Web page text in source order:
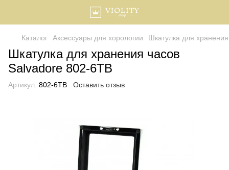
Каталог Аксессуары для хорологии Шкатулка для
Шкатулка для хранения часов
Salvadore 802-6TB
Артикул: 802-6TB Оставить отзыв